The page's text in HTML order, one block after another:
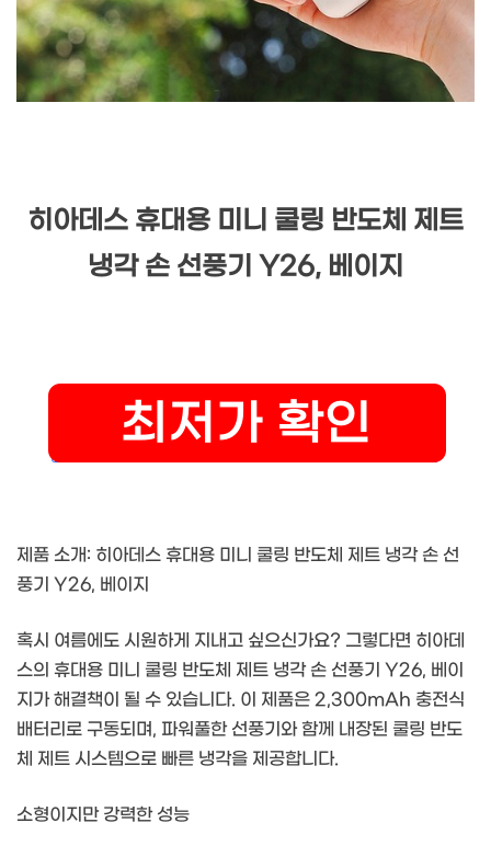
히아데스 휴대용 미니 쿨링 반도체 제트
냉각 손 선풍기 Y26, 베이지
제품 소개: 히아데스 휴대용 미니 쿨링 반도체 제트 냉각 손 선
풍기 Y26, 베이지
혹시 여름에도 시원하게 지내고 싶으신가요? 그렇다면 히아데
스의 휴대용 미니 쿨링 반도체 제트 냉각 손 선풍기 Y26, 베이
지가 해결책이 될 수 있습니다. 이 제품은 2,300mAh 충전식
배터리로 구동되며, 파워풀한 선풍기와 함께 내장된 쿨링 반도
체 제트 시스템으로 빠른 냉각을 제공합니다.
소형이지만 강력한 성능